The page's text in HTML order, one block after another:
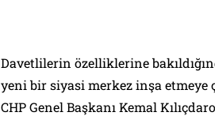
Davetlilerin özelliklerine
yeni bir siyasi merkez inşa etmeye
CHP Genel Başkanı Kemal